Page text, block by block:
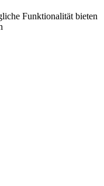
Funktionalität bieten